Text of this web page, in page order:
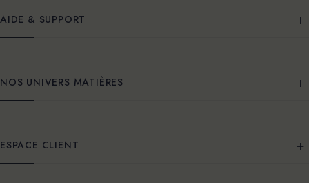
AIDE & SUPPORT
NOS UNIVERS MATIÈRES
ESPACE CLIENT